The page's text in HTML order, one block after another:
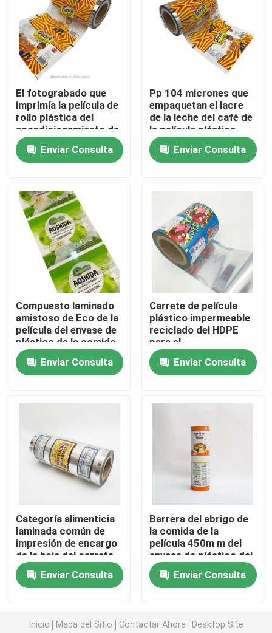
Inicio
Productos
Visita a la fábrica
Control de Calidad
Contacto
noticias
Todos los casos
bolsos del acondicionamiento de los alimentos
Bolsos de empaquetado del café
Levántese la bolsa
Película del acondicionamiento de los alimentos
Acondicionamiento de los alimentos reciclable de la
Película de Thermoforming
Película impresa de Lidding
Película del envase de plástico
El fotograbado que
imprimía la película de
rollo plástica del
acondicionamiento de
los alimentos metalizó
el aluminio laminado
hoja
Enviar Consulta
Pp 104 micrones que
empaquetan el lacre
de la leche del café de
la película plástica
biodegradable
Enviar Consulta
Compuesto laminado
amistoso de Eco de la
película del envase de
plástico de la comida
1000meters X 450m
m
Enviar Consulta
Carrete de película
plástico impermeable
reciclado del HDPE
para el
acondicionamiento de
los alimentos
Enviar Consulta
Categoría alimenticia
laminada común de
impresión de encargo
de la hoja del carrete
de película del envase
de plástico del OEM
Enviar Consulta
Barrera del abrigo de
la comida de la
película 450m m del
envase de plástico del
ANIMAL DOMÉSTICO
VMPET PE alta
Enviar Consulta
Inicio Mapa del Sitio Contactar Ahora Desktop Site